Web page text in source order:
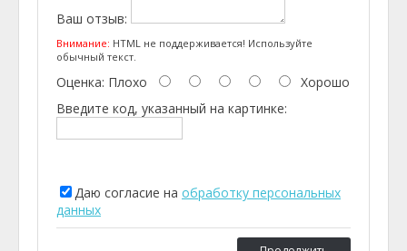
Ваш отзыв:
Внимание: HTML не поддерживается! Используйте
обычный текст.
Оценка: Плохо
Хорошо
Введите код, указанный на картинке:
Даю согласие на обработку персональных
данных